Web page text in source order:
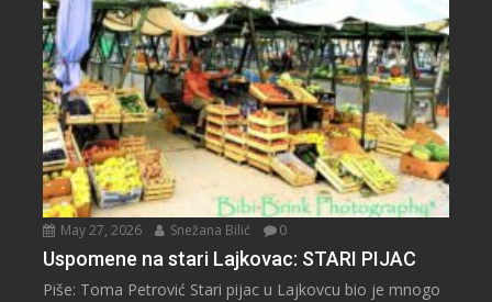
May 27, 2026 Snežana Bilić 0
Uspomene na stari Lajkovac: STARI PIJAC
Piše: Toma Petrović Stari pijac u Lajkovcu bio je mnogo